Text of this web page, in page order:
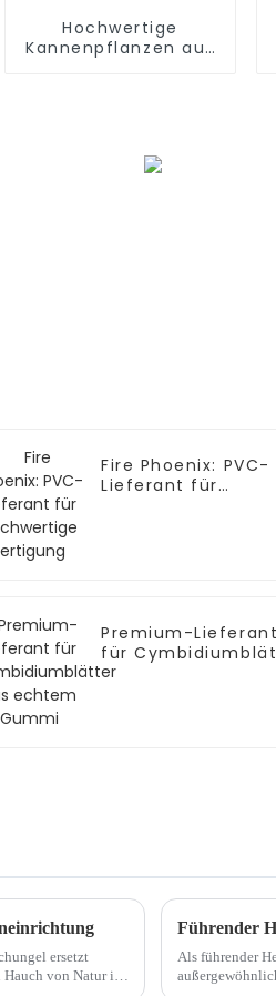
Hochwertige
Kannenpflanzen aus
Fire Phoenix: PVC-
Lieferant für
Premium-Lieferant
für
aus echtem Gummi
ersetzt
von Natur ins
Führender
Als führender